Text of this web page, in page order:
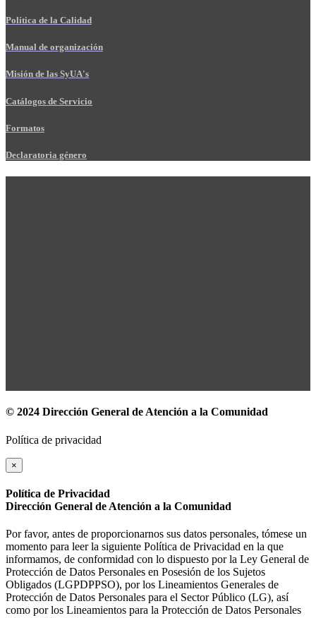
Política de la Calidad
Manual de organización
Misión de las SyUA's
Catálogos de Servicio
Formatos
Declaratoria género
© 2024 Dirección General de Atención a la Comunidad
Política de privacidad
×
Política de Privacidad
Dirección General de Atención a la Comunidad
Por favor, antes de proporcionarnos sus datos personales, tómese un
momento para leer la siguiente Política de Privacidad en la que
informamos, de conformidad con lo dispuesto por la Ley General de
Protección de Datos Personales en Posesión de los Sujetos
Obligados (LGPDPPSO), por los Lineamientos Generales de
Protección de Datos Personales para el Sector Público (LG), así
como por los Lineamientos para la Protección de Datos Personales